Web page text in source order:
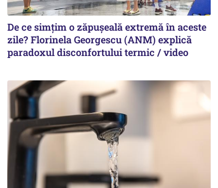
De ce simțim o zăpușeală extremă în aceste
zile? Florinela Georgescu (ANM) explică
paradoxul disconfortului termic / video